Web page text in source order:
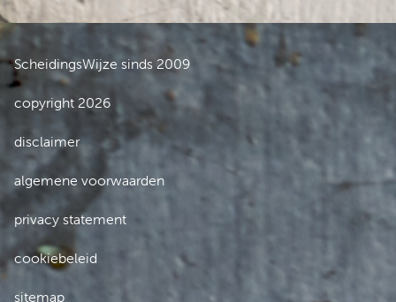
ScheidingsWijze sinds 2009
copyright 2026
disclaimer
algemene voorwaarden
privacy statement
cookiebeleid
sitemap